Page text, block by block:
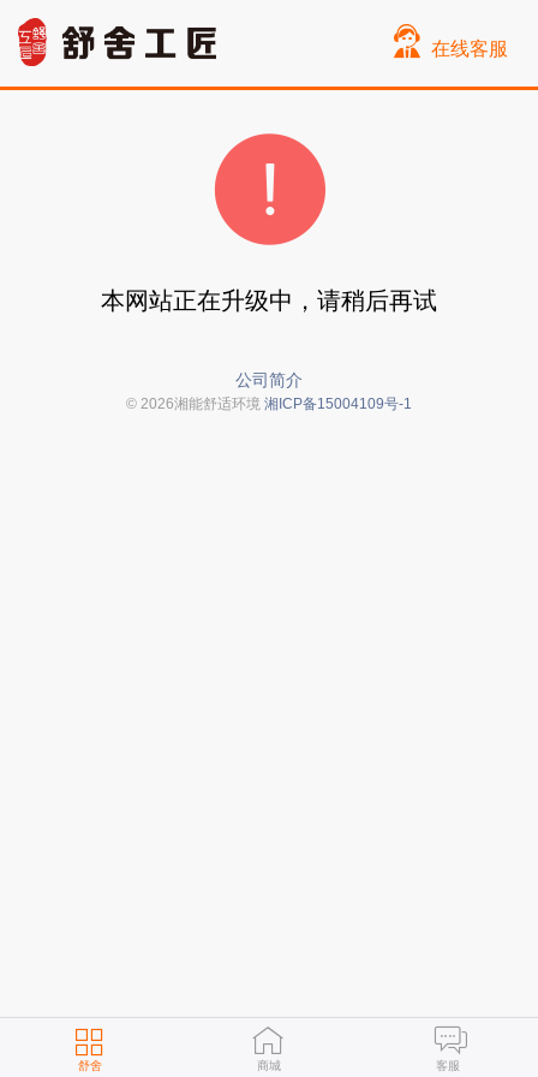
舒舍 商城 客服
在线客服
本网站正在升级中，请稍后再试
公司简介
© 2026湘能舒适环境 湘ICP备15004109号-1